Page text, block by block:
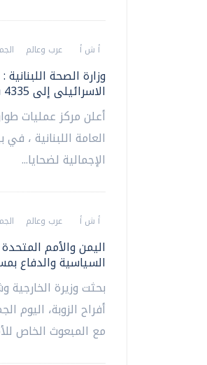
أ ش أ عرب وعالم الجمعة، 07
وزارة الصحة
الاسرائيلى إلى 4335 شهيدا
أعلن مركز عمليات
العامة اللبنانية ،
الإجمالية لضحايا...
أ ش أ عرب وعالم الجمعة، 07
اليمن والأمم
السياسية والدفاع
بحثت وزيرة الخارجية
أفراح الزوبة، اليوم
مع المبعوث الخاص